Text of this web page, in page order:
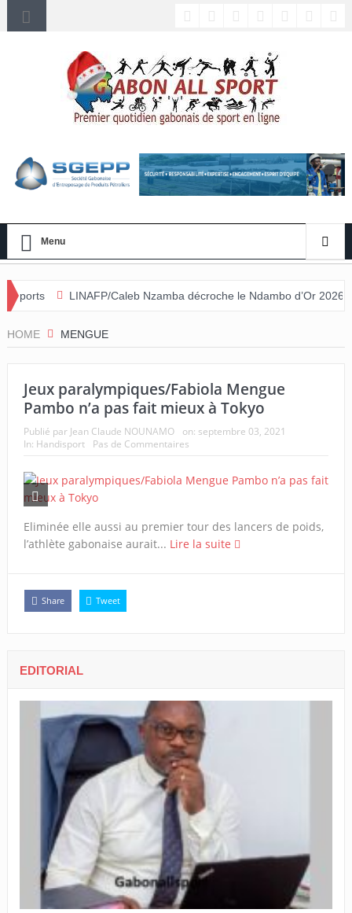
Menu
Caleb Nzamba décroche le Ndambo d’Or 2026 et Alain
HOME MENGUE
Jeux paralympiques/Fabiola Mengue
Pambo n’a pas fait mieux à Tokyo
Publié par Jean Claude NOUNAMO on: septembre 03, 2021
In: Handisport Pas de Commentaires
Eliminée elle aussi au premier tour des lancers de poids,
l’athlète gabonaise aurait... Lire la suite
Share Tweet
EDITORIAL